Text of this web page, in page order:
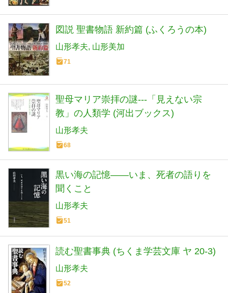
図説 聖書物語 新約篇 (ふくろうの本)
山形孝夫 山形美加
71
聖母マリア崇拝の謎---「見えない宗
教」の人類学 (河出ブックス)
山形孝夫
68
黒い海の記憶――いま、死者の語りを
聞くこと
山形孝夫
51
読む聖書事典 (ちくま学芸文庫 ヤ 20-3)
山形孝夫
52